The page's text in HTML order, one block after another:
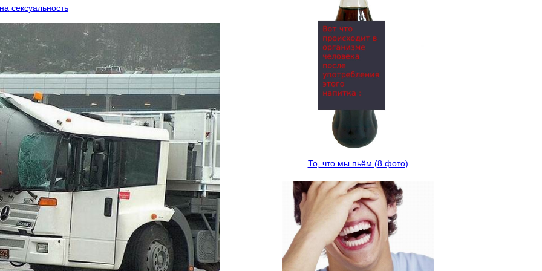
сексуальность
То, что мы пьём (8 фото)